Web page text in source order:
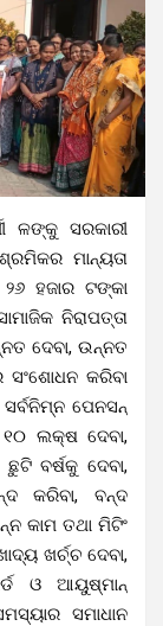
ଳଙ୍କୁ ସରକାରୀ
ମାନ୍ୟତା
ହଜାର ଟଙ୍କା
ନିରାପତ୍ତା
ଦେବା, ଉନ୍ନତ
କରିବା
ପେନସନ୍
ଲକ୍ଷ ଦେବା,
ବର୍ଷକୁ ଦେବା,
କରିବା, ବନ୍ଦ
କାମ ତଥା ମିଟିଂ
ଖର୍ଚ୍ଚ ଦେବା,
ଓ ଆୟୁଷ୍ମାନ୍
ସମାଧାନ